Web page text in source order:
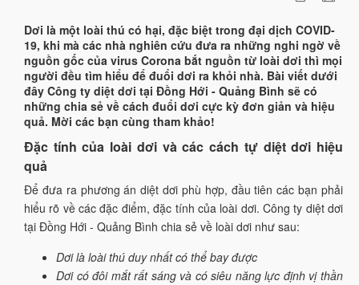
Dơi là một loài thú có hại, đặc biệt trong đại dịch COVID-
19, khi mà các nhà nghiên cứu đưa ra những nghi ngờ về
nguồn gốc của virus Corona bắt nguồn từ loài dơi thì mọi
người đều tìm hiểu để đuổi dơi ra khỏi nhà. Bài viết dưới
đây Công ty diệt dơi tại Đồng Hới - Quảng Bình sẽ có
những chia sẻ về cách đuổi dơi cực kỳ đơn giản và hiệu
quả. Mời các bạn cùng tham khảo!
Đặc tính của loài dơi và các cách tự diệt dơi hiệu
quả
Để đưa ra phương án diệt dơi phù hợp, đầu tiên các bạn phải
hiểu rõ về các đặc điểm, đặc tính của loài dơi. Công ty diệt dơi
tại Đồng Hới - Quảng Bình chia sẻ về loài dơi như sau:
Dơi là loài thú duy nhất có thể bay được
Dơi có đôi mắt rất sáng và có siêu năng lực định vị thần